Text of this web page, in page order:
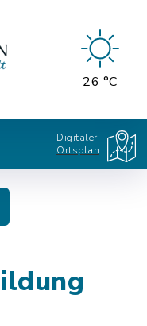
26 °C
Digitaler
Ortsplan